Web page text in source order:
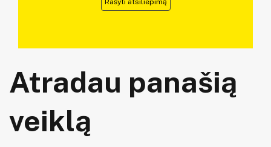
Rašyti atsiliepimą
Atradau panašią
veiklą